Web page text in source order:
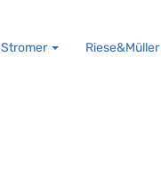
Stromer Riese&Müller